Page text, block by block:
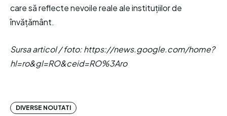
care să reflecte nevoile reale ale instituțiilor de
învățământ.
Sursa articol / foto: https://news.google.com/home?
hl=ro&gl=RO&ceid=RO%3Aro
DIVERSE NOUTATI